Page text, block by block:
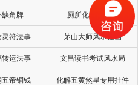
坤上坎下
坎上下坤
角牌 厕所化秽气煞套
符法事 茅山大师风水挂画
运法事 文昌读书考试风水局
帝铜钱 化解五黄煞星专用挂件